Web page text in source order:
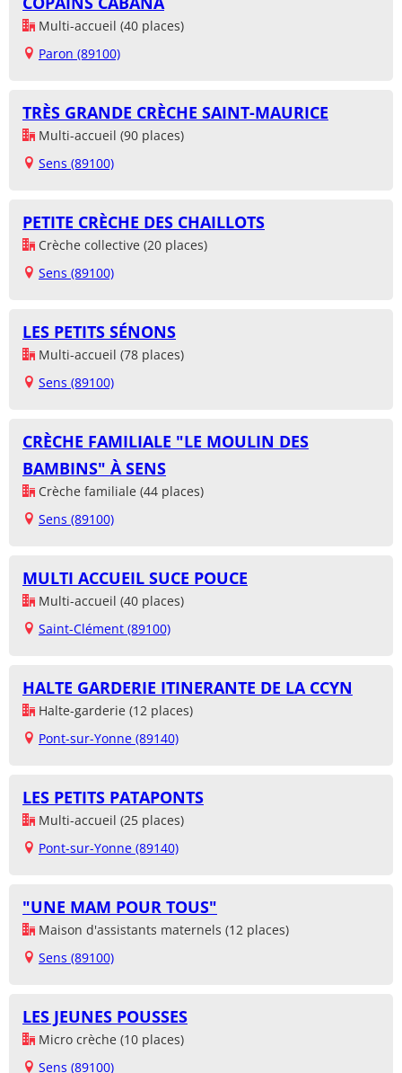
Multi-accueil (40 places)
Paron (89100)
TRÈS GRANDE CRÈCHE SAINT-MAURICE
Multi-accueil (90 places)
Sens (89100)
PETITE CRÈCHE DES CHAILLOTS
Crèche collective (20 places)
Sens (89100)
LES PETITS SÉNONS
Multi-accueil (78 places)
Sens (89100)
CRÈCHE FAMILIALE "LE MOULIN DES
BAMBINS" À SENS
Crèche familiale (44 places)
Sens (89100)
MULTI ACCUEIL SUCE POUCE
Multi-accueil (40 places)
Saint-Clément (89100)
HALTE GARDERIE ITINERANTE DE LA CCYN
Halte-garderie (12 places)
Pont-sur-Yonne (89140)
LES PETITS PATAPONTS
Multi-accueil (25 places)
Pont-sur-Yonne (89140)
"UNE MAM POUR TOUS"
Maison d'assistants maternels (12 places)
Sens (89100)
LES JEUNES POUSSES
Micro crèche (10 places)
Sens (89100)